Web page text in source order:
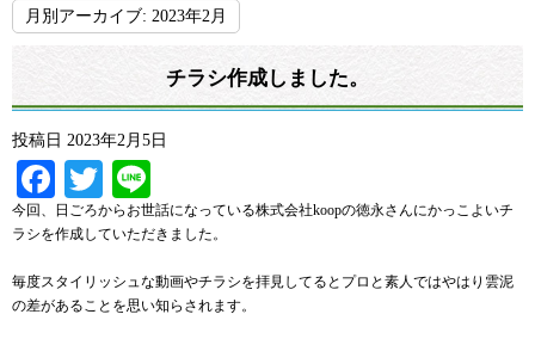
月別アーカイブ: 2023年2月
チラシ作成しました。
投稿日 2023年2月5日
Facebook
Twitter
今回、日ごろからお世話になっている株式会社koopの徳永さんにかっこよいチ
ラシを作成していただきました。
毎度スタイリッシュな動画やチラシを拝見してるとプロと素人ではやはり雲泥
の差があることを思い知らされます。